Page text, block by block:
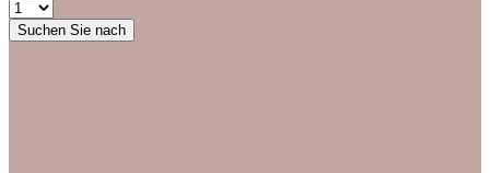
Suchen Sie nach